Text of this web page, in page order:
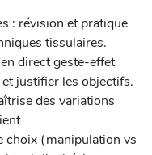
: révision et pratique
tissulaires.
direct geste-effet
justifier les objectifs.
des variations
choix (manipulation vs